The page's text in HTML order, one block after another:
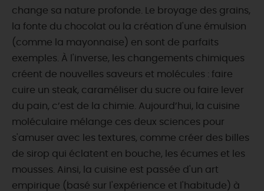
change sa nature profonde. Le broyage des grains,
la fonte du chocolat ou la création d'une émulsion
(comme la mayonnaise) en sont de parfaits
exemples. À l'inverse, les changements chimiques
créent de nouvelles saveurs et molécules : faire
cuire un steak, caraméliser du sucre ou faire lever
du pain, c’est de la chimie. Aujourd’hui, la cuisine
moléculaire mélange ces deux sciences pour
s'amuser avec les textures, comme créer des billes
de sirop qui éclatent en bouche, les écumes et les
mousses. Ainsi, la cuisine est passée d'un art
empirique (basé sur l'expérience et l'habitude) à